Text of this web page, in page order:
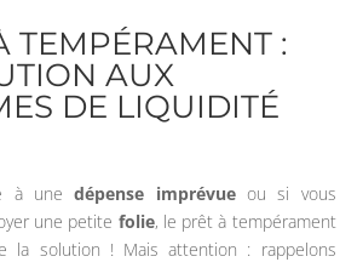
TEMPÉRAMENT :
AUX
DE LIQUIDITÉ
à unedépense imprévueou si vous
une petite folie, le prêt à tempérament
la solution ! Mais attention : rappelons